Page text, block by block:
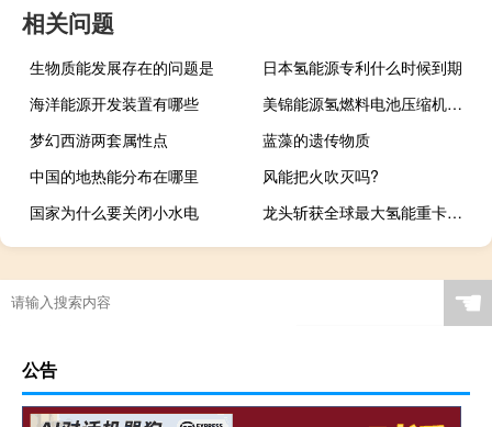
相关问题
生物质能发展存在的问题是
日本氢能源专利什么时候到期
海洋能源开发装置有哪些
美锦能源氢燃料电池压缩机是用啥牌子
梦幻西游两套属性点
蓝藻的遗传物质
中国的地热能分布在哪里
风能把火吹灭吗?
国家为什么要关闭小水电
龙头斩获全球最大氢能重卡大单
☚
公告